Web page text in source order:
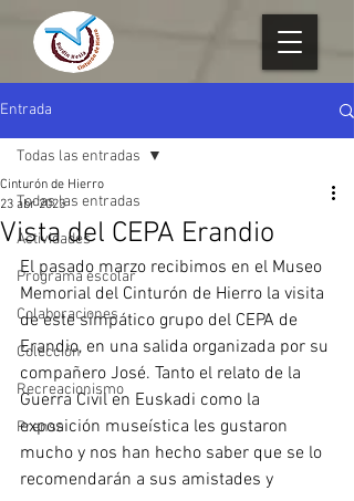
Entrada
Todas las entradas
Actividades
Programa escolar
Colaboraciones
Colección
Recreacionismo
Prensa
Todas las entradas
Vista del CEPA Erandio
Cinturón de Hierro
23 abr 2023
El pasado marzo recibimos en el Museo
Memorial del Cinturón de Hierro la visita
de este simpático grupo del CEPA de
Erandio, en una salida organizada por su
compañero José. Tanto el relato de la
Guerra Civil en Euskadi como la
exposición museística les gustaron
mucho y nos han hecho saber que se lo
recomendarán a sus amistades y